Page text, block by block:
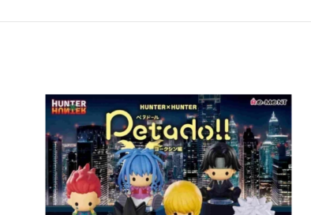
回饋10%
點回饋20%
回饋10%
金積點回饋
＞BE@RBRICK 1000%＞間諜家家酒
＞咒術迴戰
＞七龍珠
＞航海王
＞通靈王
＞寶可夢
＞ 朝隈俊男
＞卡娜赫拉的小動物
＞寶可夢Pokemon
＞盲盒
＞Montomi
＞史
＞寶
＞星
＞哈姆
＞名偵
＞懶懶
＞正